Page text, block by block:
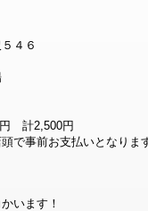
４６
円 計2,500円
事前お支払いとなります
います！